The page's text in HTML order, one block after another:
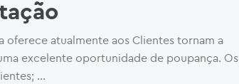
oferece atualmente aos Clientes tornam a
excelente oportunidade de poupança. Os
…